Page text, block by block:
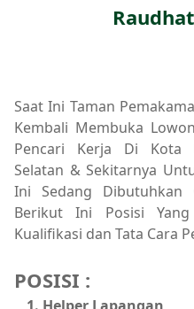
Saat Ini Taman
Kembali Membuka
Pencari Kerja Di Kota
Selatan & Sekitarnya
Ini Sedang Dibutuhkan
Berikut Ini Posisi
Kualifikasi dan Tata Cara
POSISI :